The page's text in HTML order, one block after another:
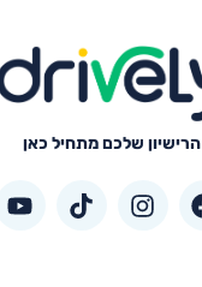
הרישיון שלכם מתחיל כאן